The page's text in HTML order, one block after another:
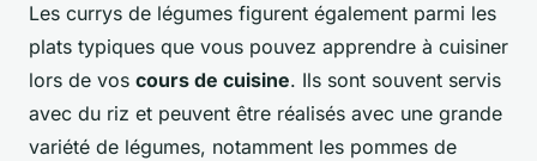
Les currys de légumes figurent également parmi les
plats typiques que vous pouvez apprendre à cuisiner
lors de vos cours de cuisine. Ils sont souvent servis
avec du riz et peuvent être réalisés avec une grande
variété de légumes, notamment les pommes de